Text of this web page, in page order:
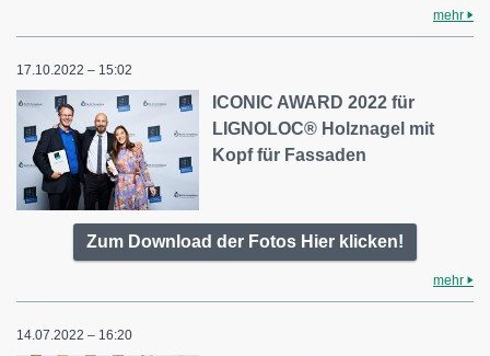
mehr
17.10.2022 – 15:02
ICONIC AWARD 2022 für
LIGNOLOC® Holznagel mit
Kopf für Fassaden
Zum Download der Fotos Hier klicken!
mehr
14.07.2022 – 16:20